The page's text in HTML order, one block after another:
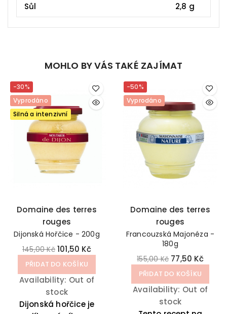
Sůl
2,8 g
MOHLO BY VÁS TAKÉ ZAJÍMAT
-30%
Vyprodáno
Silná a intenzivní
Domaine des terres
rouges
Dijonská Hořčice - 200g
145,00 Kč 101,50 Kč
PŘIDAT DO KOŠÍKU
Availability: Out of
stock
Dijonská hořčice je
-50%
Vyprodáno
Domaine des terres
rouges
Francouzská Majonéza -
180g
155,00 Kč 77,50 Kč
PŘIDAT DO KOŠÍKU
Availability: Out of
stock